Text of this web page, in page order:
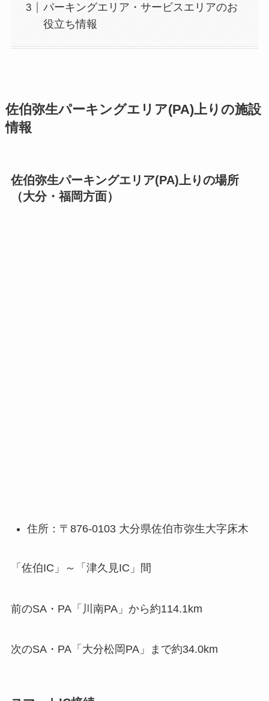
パーキングエリア・サービスエリアのお
役立ち情報
佐伯弥生パーキングエリア(PA)上りの施設
情報
佐伯弥生パーキングエリア(PA)上りの場所
（大分・福岡方面）
住所：〒876-0103 大分県佐伯市弥生大字床木
「佐伯IC」～「津久見IC」間
前のSA・PA「川南PA」から約114.1km
次のSA・PA「大分松岡PA」まで約34.0km